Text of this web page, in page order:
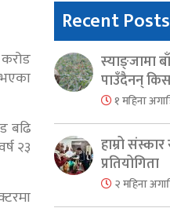
बढि
२३
Recent Posts
स्याङ्जामा
पाउँदैनन्
१ महिना
हाम्रो
प्रतियोगिता
२ महिना